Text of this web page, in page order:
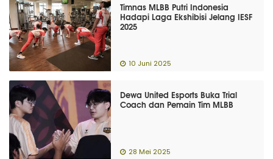
Timnas MLBB Putri Indonesia
Hadapi Laga Ekshibisi Jelang IESF
2025
10 Juni 2025
Dewa United Esports Buka Trial
Coach dan Pemain Tim MLBB
28 Mei 2025